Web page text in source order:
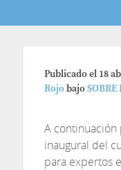
Publicado el 18
RojobajoSOBRE
A continuación
inaugural del
para expertos